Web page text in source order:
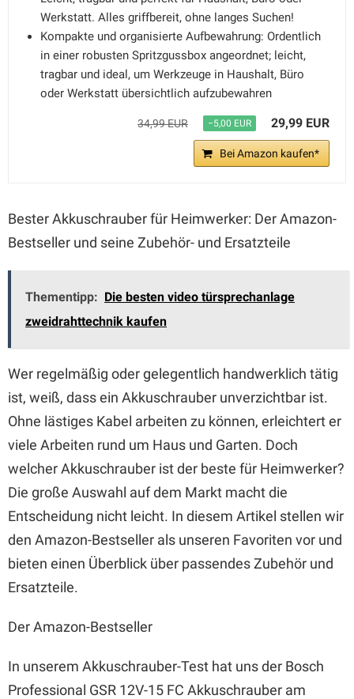
Werkstatt. Alles griffbereit, ohne langes Suchen!
Kompakte und organisierte Aufbewahrung: Ordentlich
in einer robusten Spritzgussbox angeordnet; leicht,
tragbar und ideal, um Werkzeuge in Haushalt, Büro
oder Werkstatt übersichtlich aufzubewahren
34,99 EUR −5,00 EUR 29,99 EUR
Bei Amazon kaufen*
Bester Akkuschrauber für Heimwerker: Der Amazon-
Bestseller und seine Zubehör- und Ersatzteile
Thementipp: Die besten video türsprechanlage
zweidrahttechnik kaufen
Wer regelmäßig oder gelegentlich handwerklich tätig
ist, weiß, dass ein Akkuschrauber unverzichtbar ist.
Ohne lästiges Kabel arbeiten zu können, erleichtert er
viele Arbeiten rund um Haus und Garten. Doch
welcher Akkuschrauber ist der beste für Heimwerker?
Die große Auswahl auf dem Markt macht die
Entscheidung nicht leicht. In diesem Artikel stellen wir
den Amazon-Bestseller als unseren Favoriten vor und
bieten einen Überblick über passendes Zubehör und
Ersatzteile.
Der Amazon-Bestseller
In unserem Akkuschrauber-Test hat uns der Bosch
Professional GSR 12V-15 FC Akkuschrauber am